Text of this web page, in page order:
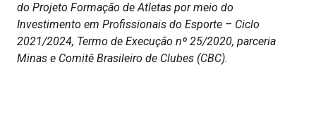
do Projeto Formação de Atletas por meio do
Investimento em Profissionais do Esporte – Ciclo
2021/2024, Termo de Execução nº 25/2020, parceria
Minas e Comitê Brasileiro de Clubes (CBC).